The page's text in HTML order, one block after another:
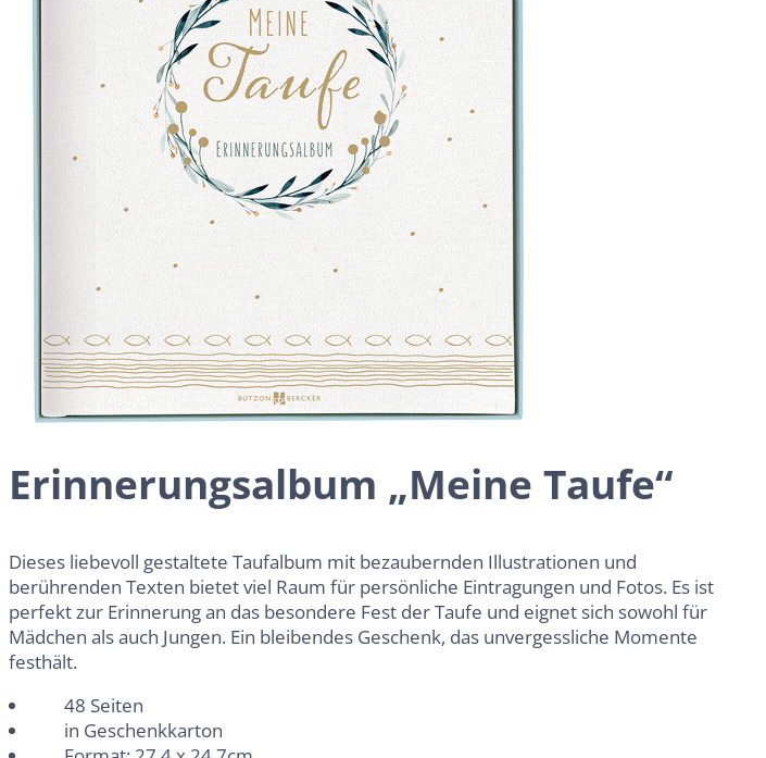
Erinnerungsalbum „Meine Taufe“
Dieses liebevoll gestaltete Taufalbum mit bezaubernden Illustrationen und
berührenden Texten bietet viel Raum für persönliche Eintragungen und Fotos. Es ist
perfekt zur Erinnerung an das besondere Fest der Taufe und eignet sich sowohl für
Mädchen als auch Jungen. Ein bleibendes Geschenk, das unvergessliche Momente
festhält.
48 Seiten
in Geschenkkarton